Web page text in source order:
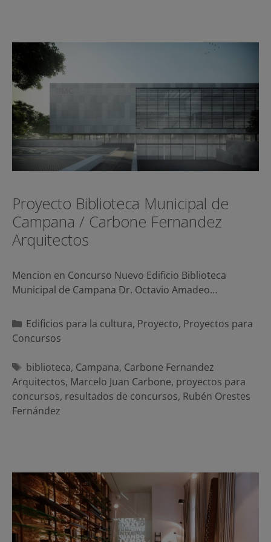
Proyecto Biblioteca Municipal de
Campana / Carbone Fernandez
Arquitectos
Mencion en Concurso Nuevo Edificio Biblioteca
Municipal de Campana Dr. Octavio Amadeo…
Categorías
Edificios para la cultura, Proyecto, Proyectos para
Concursos
Etiquetas
biblioteca, Campana, Carbone Fernandez
Arquitectos, Marcelo Juan Carbone, proyectos para
concursos, resultados de concursos, Rubén Orestes
Fernández